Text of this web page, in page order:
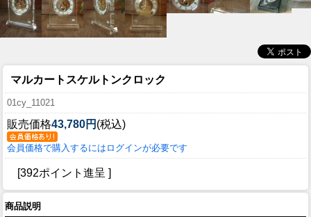
マルカートスケルトンクロック
01cy_11021
販売価格43,780円 (税込)
会員価格で購入するにはログインが必要です
[392ポイント進呈 ]
商品説明